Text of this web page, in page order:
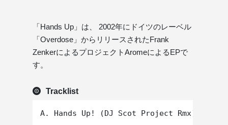
「Hands Up」は、 2002年にドイツのレーベル
「Overdose」からリリースされたFrank
ZenkerによるプロジェクトAromeによるEPで
す。
Tracklist
A. Hands Up! (DJ Scot Project Rmx)